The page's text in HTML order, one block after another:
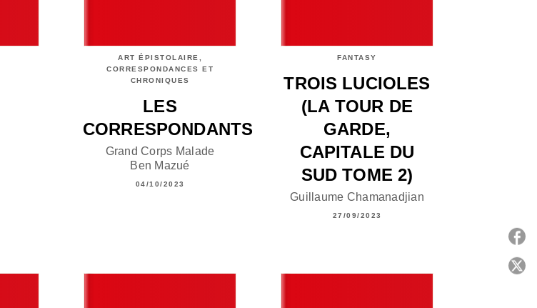
ART ÉPISTOLAIRE,
CORRESPONDANCES ET
CHRONIQUES
LES
CORRESPONDANTS
Grand Corps Malade
Ben Mazué
04/10/2023
FANTASY
TROIS LUCIOLES
(LA TOUR DE
GARDE,
CAPITALE DU
SUD TOME 2)
Guillaume Chamanadjian
27/09/2023